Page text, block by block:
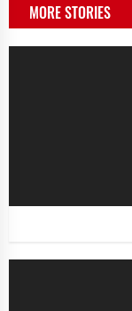
MORE STORIES